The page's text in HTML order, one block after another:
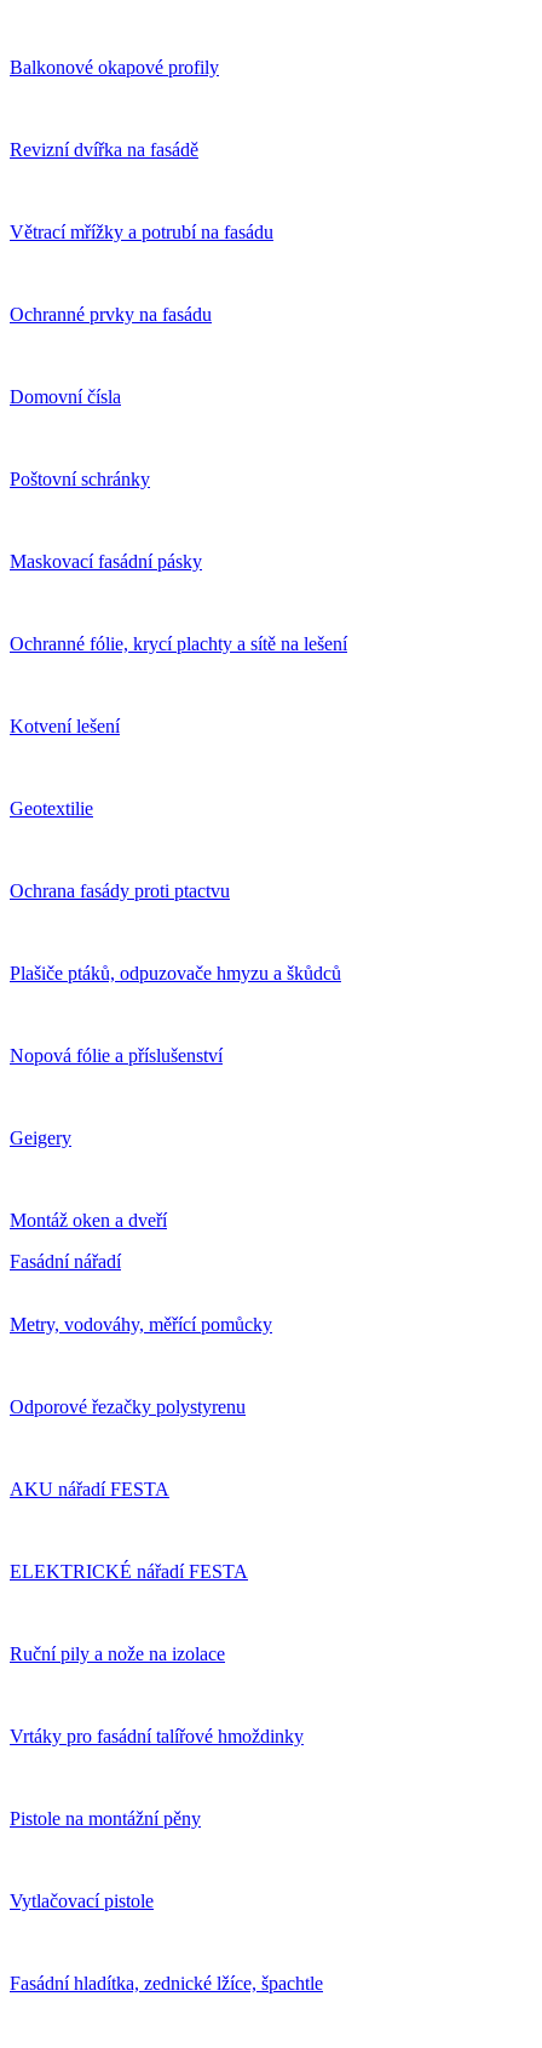
Balkonové okapové profily
Revizní dvířka na fasádě
Větrací mřížky a potrubí na fasádu
Ochranné prvky na fasádu
Domovní čísla
Poštovní schránky
Maskovací fasádní pásky
Ochranné fólie, krycí plachty a sítě na lešení
Kotvení lešení
Geotextilie
Ochrana fasády proti ptactvu
Plašiče ptáků, odpuzovače hmyzu a škůdců
Nopová fólie a příslušenství
Geigery
Montáž oken a dveří
Fasádní nářadí
Metry, vodováhy, měřící pomůcky
Odporové řezačky polystyrenu
AKU nářadí FESTA
ELEKTRICKÉ nářadí FESTA
Ruční pily a nože na izolace
Vrtáky pro fasádní talířové hmoždinky
Pistole na montážní pěny
Vytlačovací pistole
Fasádní hladítka, zednické lžíce, špachtle